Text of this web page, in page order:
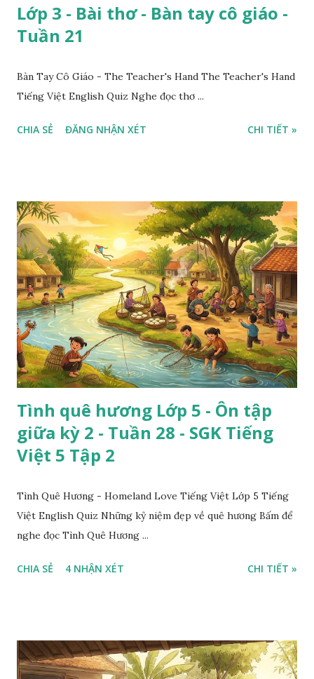
Lớp 3 - Bài thơ - Bàn tay cô giáo -
Tuần 21
Bàn Tay Cô Giáo - The Teacher's Hand The Teacher's Hand
Tiếng Việt English Quiz Nghe đọc thơ ...
CHIA SẺ ĐĂNG NHẬN XÉT CHI TIẾT »
Tình quê hương Lớp 5 - Ôn tập
giữa kỳ 2 - Tuần 28 - SGK Tiếng
Việt 5 Tập 2
Tình Quê Hương - Homeland Love Tiếng Việt Lớp 5 Tiếng
Việt English Quiz Những kỷ niệm đẹp về quê hương Bấm để
nghe đọc Tình Quê Hương ...
CHIA SẺ 4 NHẬN XÉT CHI TIẾT »